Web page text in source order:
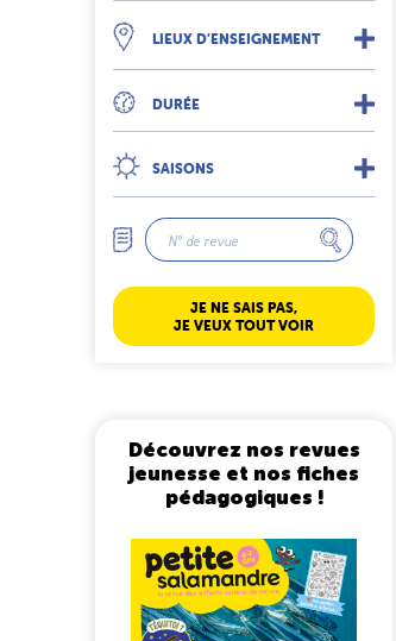
LIEUX D’ENSEIGNEMENT
DURÉE
SAISONS
JE NE SAIS PAS,
JE VEUX TOUT VOIR
Découvrez nos revues
jeunesse et nos fiches
pédagogiques !